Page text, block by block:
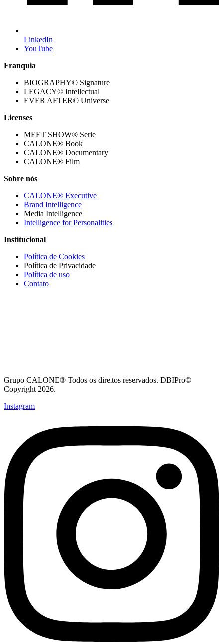
LinkedIn
YouTube
Franquia
BIOGRAPHY© Signature
LEGACY© Intellectual
EVER AFTER© Universe
Licenses
MEET SHOW® Serie
CALONE® Book
CALONE® Documentary
CALONE® Film
Sobre nós
CALONE® Executive
Brand Intelligence
Media Intelligence
Intelligence for Personalities
Institucional
Política de Cookies
Política de Privacidade
Política de uso
Contato
Grupo CALONE® Todos os direitos reservados. DBIPro©
Copyright 2026.
Instagram